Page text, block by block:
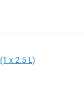
x 2.5 L)